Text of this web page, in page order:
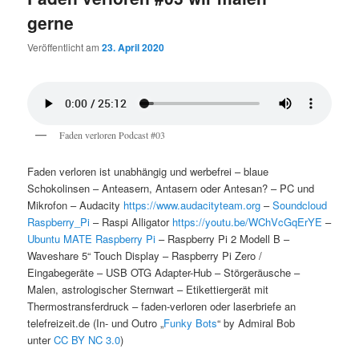
gerne
Veröffentlicht am23. April 2020
Faden verloren Podcast #03
Faden verloren ist unabhängig und werbefrei – blaue
Schokolinsen – Anteasern, Antasern oder Antesan? – PC und
Mikrofon – Audacity https://www.audacityteam.org –Soundcloud
Raspberry_Pi – Raspi Alligator https://youtu.be/WChVcGqErYE –
Ubuntu MATE Raspberry Pi – Raspberry Pi 2 Modell B –
Waveshare 5“ Touch Display – Raspberry Pi Zero /
Eingabegeräte – USB OTG Adapter-Hub – Störgeräusche –
Malen, astrologischer Sternwart – Etikettiergerät mit
Thermostransferdruck – faden-verloren oder laserbriefe an
telefreizeit.de (In- und Outro „Funky Bots“ by Admiral Bob
unterCC BY NC 3.0)